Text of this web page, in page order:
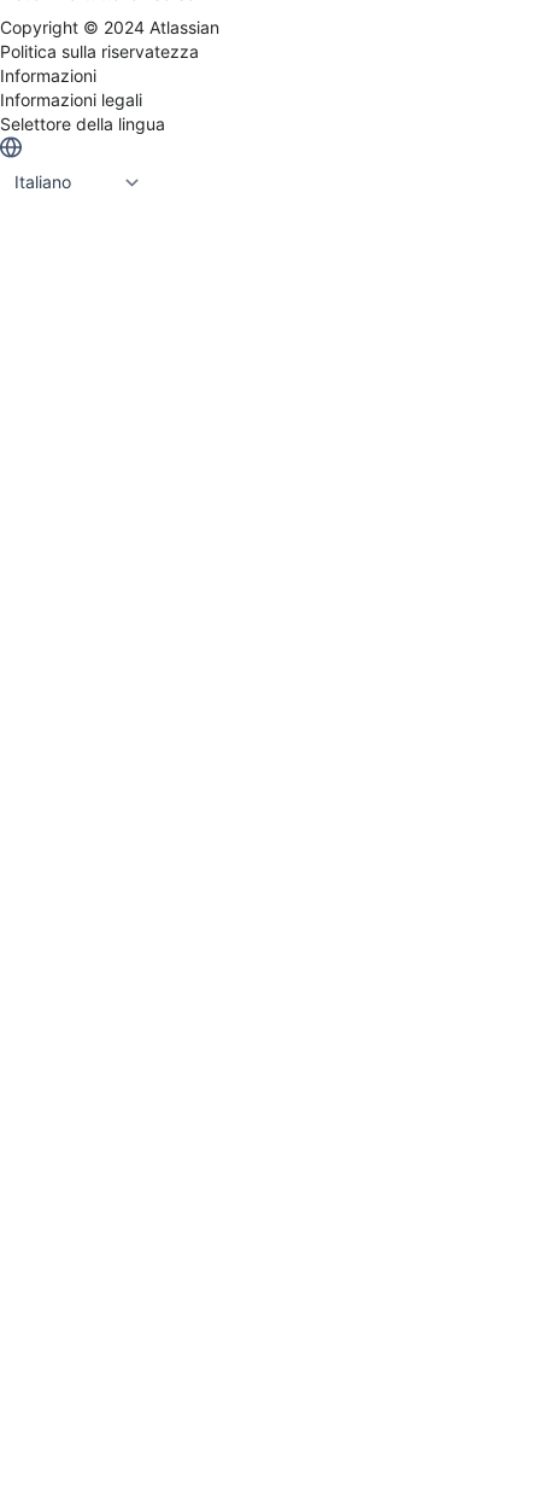
Guidata dall'esperienza, alimentata dall'innovazione
e supportata da Goldman Sachs ed Everstone
Capital, Cprime gode di fiducia a livello globale per
rendere la trasformazione Atlassian più chiara,
veloce e umana.
Copyright © 2024 Atlassian
Politica sulla riservatezza
Informazioni
Informazioni legali
Selettore della lingua